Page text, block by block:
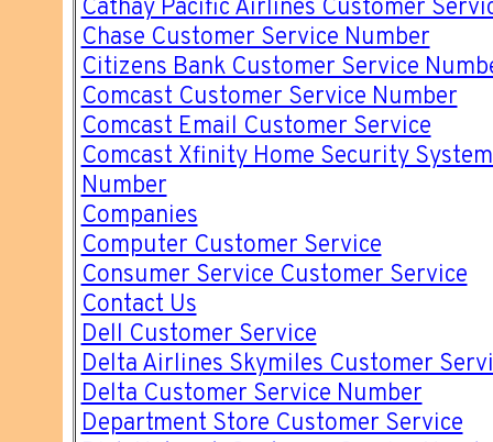
Cathay Pacific Airlines Customer
Chase Customer Service Number
Citizens Bank Customer Service
Comcast Customer Service Number
Comcast Email Customer Service
Comcast Xfinity Home Security
Number
Companies
Computer Customer Service
Consumer Service Customer Service
Contact Us
Dell Customer Service
Delta Airlines Skymiles Customer
Delta Customer Service Number
Department Store Customer Service